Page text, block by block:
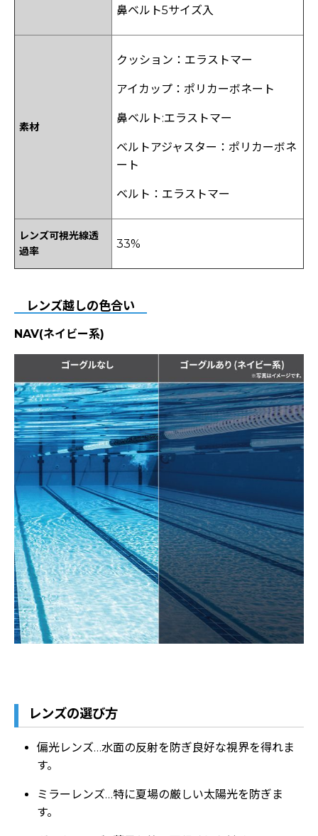
鼻ベルト5サイズ入
素材
クッション：エラストマー
アイカップ：ポリカーボネート
鼻ベルト:エラストマー
ベルトアジャスター：ポリカーボネ
ート
ベルト：エラストマー
レンズ可視光線透
過率
33%
レンズ越しの色合い
NAV(ネイビー系)
レンズの選び方
偏光レンズ…水面の反射を防ぎ良好な視界を得れま
す。
ミラーレンズ…特に夏場の厳しい太陽光を防ぎま
す。